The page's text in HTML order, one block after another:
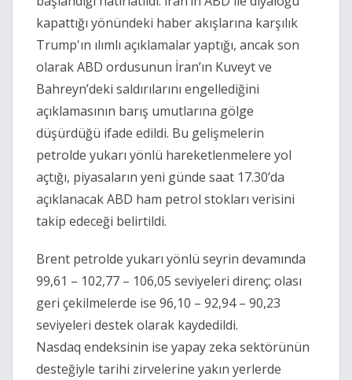
kapattığı yönündeki haber akışlarına karşılık
Trump'ın ılımlı açıklamalar yaptığı, ancak son
olarak ABD ordusunun İran’ın Kuveyt ve
Bahreyn’deki saldırılarını engellediğini
açıklamasının barış umutlarına gölge
düşürdüğü ifade edildi. Bu gelişmelerin
petrolde yukarı yönlü hareketlenmelere yol
açtığı, piyasaların yeni günde saat 17.30’da
açıklanacak ABD ham petrol stokları verisini
takip edeceği belirtildi.
Brent petrolde yukarı yönlü seyrin devamında
99,61 – 102,77 – 106,05 seviyeleri direnç; olası
geri çekilmelerde ise 96,10 – 92,94 – 90,23
seviyeleri destek olarak kaydedildi.
Nasdaq endeksinin ise yapay zeka sektörünün
desteğiyle tarihi zirvelerine yakın yerlerde